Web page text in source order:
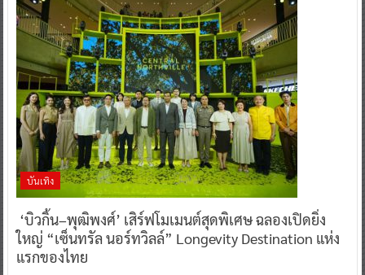
บันเทิง
‘บิวกิ้น–พุฒิพงศ์’ เสิร์ฟโมเมนต์สุดพิเศษ ฉลองเปิดยิ่ง
ใหญ่ “เซ็นทรัล นอร์ทวิลล์” Longevity Destination แห่ง
แรกของไทย